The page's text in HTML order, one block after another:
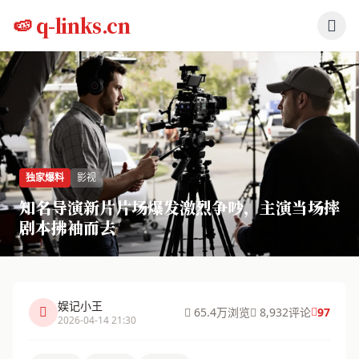
🍉 q-links.cn
独家爆料 影视
知名导演新片片场爆发激烈争吵，主演当场摔
剧本拂袖而去
娱记小王
2026-04-14 21:30
65.4万浏览 8,932评论 97